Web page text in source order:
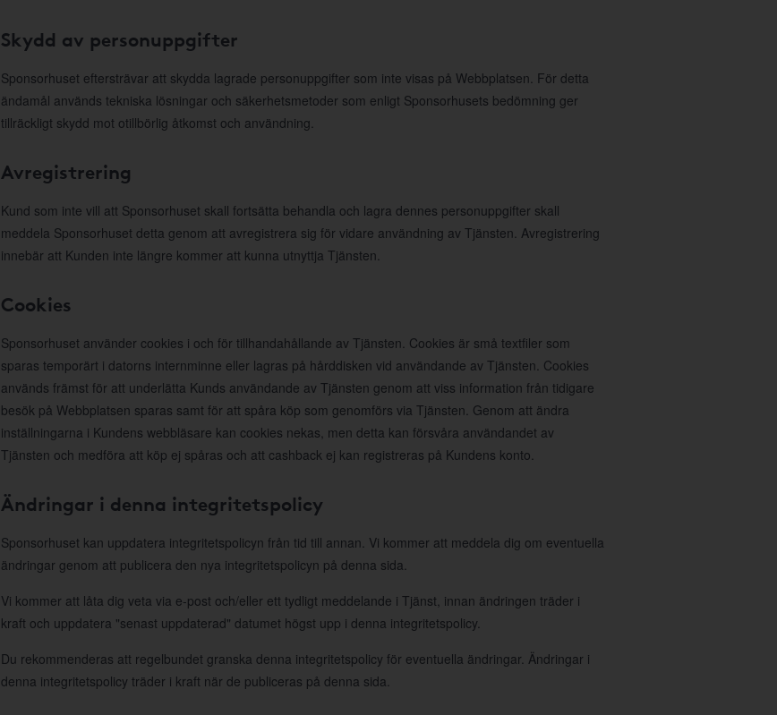
Skydd av personuppgifter
Sponsorhuset eftersträvar att skydda lagrade personuppgifter som inte visas på Webbplatsen. För detta
ändamål används tekniska lösningar och säkerhetsmetoder som enligt Sponsorhusets bedömning ger
tillräckligt skydd mot otillbörlig åtkomst och användning.
Avregistrering
Kund som inte vill att Sponsorhuset skall fortsätta behandla och lagra dennes personuppgifter skall
meddela Sponsorhuset detta genom att avregistrera sig för vidare användning av Tjänsten. Avregistrering
innebär att Kunden inte längre kommer att kunna utnyttja Tjänsten.
Cookies
Sponsorhuset använder cookies i och för tillhandahållande av Tjänsten. Cookies är små textfiler som
sparas temporärt i datorns internminne eller lagras på hårddisken vid användande av Tjänsten. Cookies
används främst för att underlätta Kunds användande av Tjänsten genom att viss information från tidigare
besök på Webbplatsen sparas samt för att spåra köp som genomförs via Tjänsten. Genom att ändra
inställningarna i Kundens webbläsare kan cookies nekas, men detta kan försvåra användandet av
Tjänsten och medföra att köp ej spåras och att cashback ej kan registreras på Kundens konto.
Ändringar i denna integritetspolicy
Sponsorhuset kan uppdatera integritetspolicyn från tid till annan. Vi kommer att meddela dig om eventuella
ändringar genom att publicera den nya integritetspolicyn på denna sida.
Vi kommer att låta dig veta via e-post och/eller ett tydligt meddelande i Tjänst, innan ändringen träder i
kraft och uppdatera "senast uppdaterad" datumet högst upp i denna integritetspolicy.
Du rekommenderas att regelbundet granska denna integritetspolicy för eventuella ändringar. Ändringar i
denna integritetspolicy träder i kraft när de publiceras på denna sida.